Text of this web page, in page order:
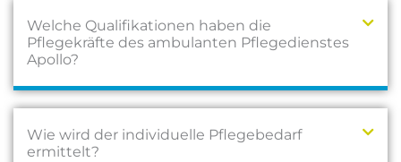
Welche Qualifikationen haben die
Pflegekräfte des ambulanten Pflegedienstes
Apollo?
Wie wird der individuelle Pflegebedarf
ermittelt?